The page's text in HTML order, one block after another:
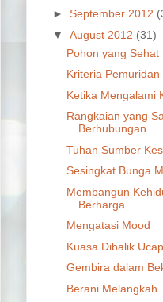
► September 2012
▼ August 2012 (31)
Pohon yang Sehat
Kriteria Pemuridan
Ketika Mengalami
Rangkaian yang
Berhubungan
Tuhan Sumber
Sesingkat Bunga
Membangun
Berharga
Mengatasi Mood
Kuasa Dibalik
Gembira dalam
Berani Melangkah